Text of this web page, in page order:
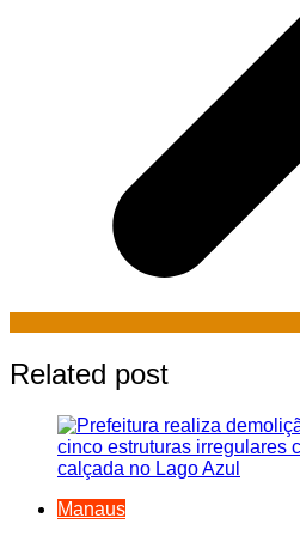
Related post
Manaus